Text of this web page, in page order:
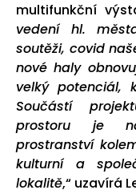
multifunkční
vedení hl.
soutěži, covid
nové haly
velký potenciál,
Součástí
prostoru je
prostranství
kulturní a
lokalitě,“ uzavírá